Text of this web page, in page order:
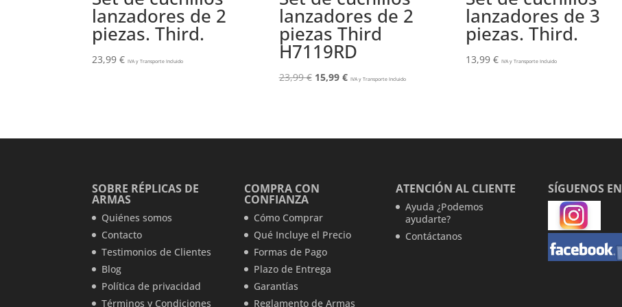
lanzadores de 2
piezas. Third.
23,99€ IVA y Transporte Incluido
lanzadores de 2
piezas Third
H7119RD
23,99€ El
23,99 €.
15,99 €El
15,99 €.
IVA y Transporte Incluido
lanzadores de 3
piezas. Third.
13,99 € IVA y Transporte Incluido
SOBRE RÉPLICAS DE
ARMAS
Quiénes somos
Contacto
Testimonios de Clientes
Blog
Política de privacidad
Términos y Condiciones
COMPRA CON
CONFIANZA
Cómo Comprar
Qué Incluye el Precio
Formas de Pago
Plazo de Entrega
Garantías
Reglamento de Armas
ATENCIÓN AL CLIENTE
Ayuda ¿Podemos
ayudarte?
Contáctanos
SÍGUENOS EN